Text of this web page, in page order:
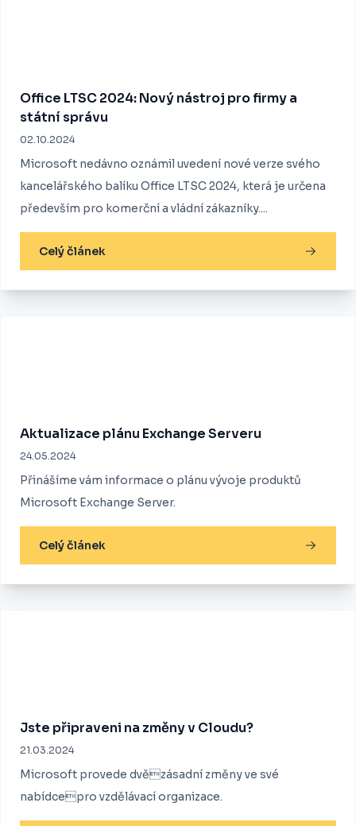
Office LTSC 2024: Nový nástroj pro firmy a
státní správu
02.10.2024
Microsoft nedávno oznámil uvedení nové verze svého
kancelářského balíku Office LTSC 2024, která je určena
především pro komerční a vládní zákazníky....
Celý článek
Aktualizace plánu Exchange Serveru
24.05.2024
Přinášíme vám informace o plánu vývoje produktů
Microsoft Exchange Server.
Celý článek
Jste připraveni na změny v Cloudu?
21.03.2024
Microsoft provede dvězásadní změny ve své
nabídcepro vzdělávací organizace.